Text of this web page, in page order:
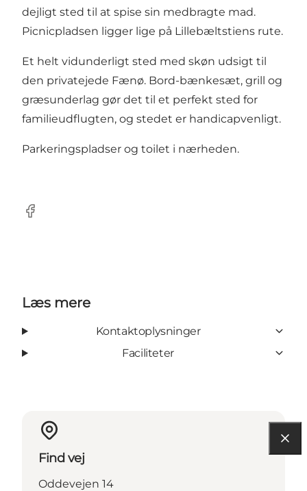
dejligt sted til at spise sin medbragte mad.
Picnicpladsen ligger lige på Lillebæltstiens rute.
Et helt vidunderligt sted med skøn udsigt til
den privatejede Fænø. Bord-bænkesæt, grill og
græsunderlag gør det til et perfekt sted for
familieudflugten, og stedet er handicapvenligt.
Parkeringspladser og toilet i nærheden.
Facebook
Læs mere
Kontaktoplysninger
Faciliteter
Find vej
Oddevejen 14